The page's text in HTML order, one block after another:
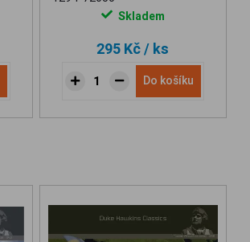
Skladem
295 Kč/ ks
Do košíku